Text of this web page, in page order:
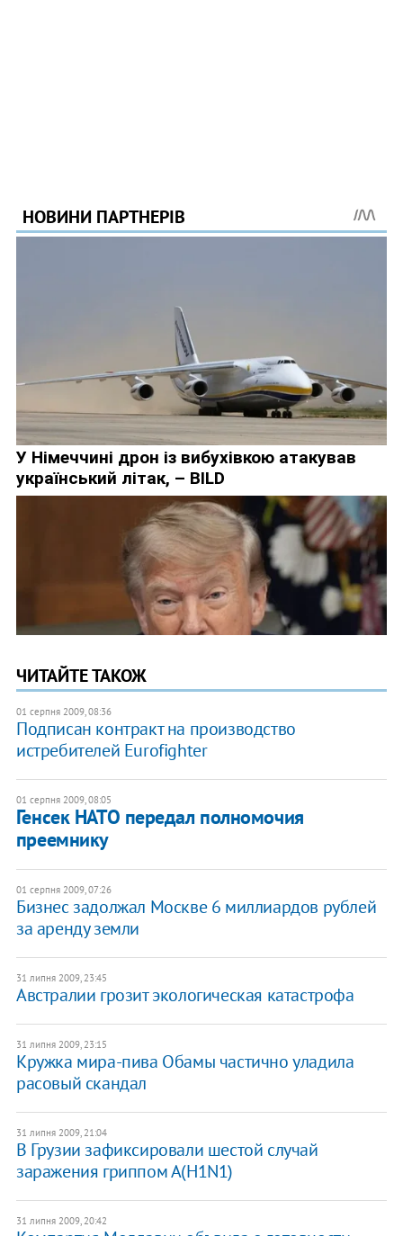
ЧИТАЙТЕ ТАКОЖ
01 серпня 2009, 08:36
Подписан контракт на производство
истребителей Eurofighter
01 серпня 2009, 08:05
Генсек НАТО передал полномочия
преемнику
01 серпня 2009, 07:26
Бизнес задолжал Москве 6 миллиардов рублей
за аренду земли
31 липня 2009, 23:45
Австралии грозит экологическая катастрофа
31 липня 2009, 23:15
Кружка мира-пива Обамы частично уладила
расовый скандал
31 липня 2009, 21:04
В Грузии зафиксировали шестой случай
заражения гриппом А(H1N1)
31 липня 2009, 20:42